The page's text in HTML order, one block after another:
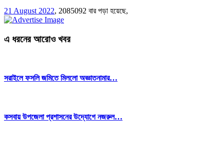
21 August 2022, 2085092 বার পড়া হয়েছে,
এ ধরনের আরোও খবর
সরাইলে ফসলি জমিতে মিললো অজ্ঞাতনামার…
কসবায় উপজেলা প্রশাসনের উদ্যোগে নজরুল…